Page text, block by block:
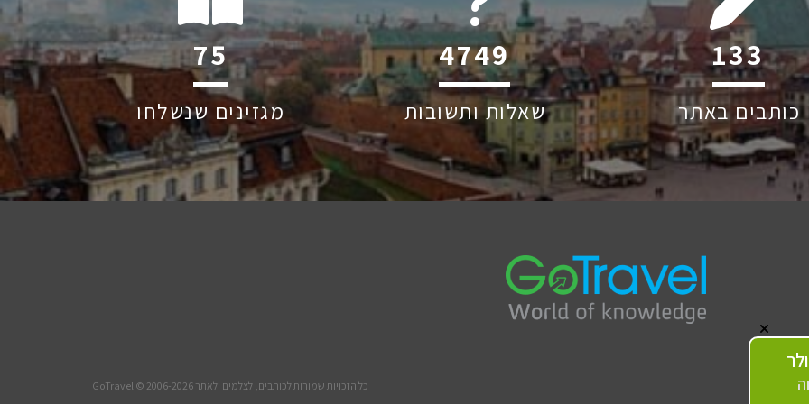
117
מגזינים שנשלחו
6045
שאלות ותשובות
205
כותבים באתר
כל הזכויות שמורות לכותבים, לצלמים ולאתר GoTravel © 2006-2026